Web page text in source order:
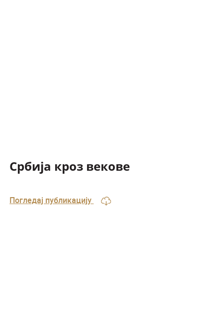
Србија кроз векове
Погледај публикацију